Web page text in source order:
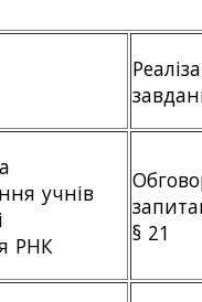
учнів
РНК
§ 21